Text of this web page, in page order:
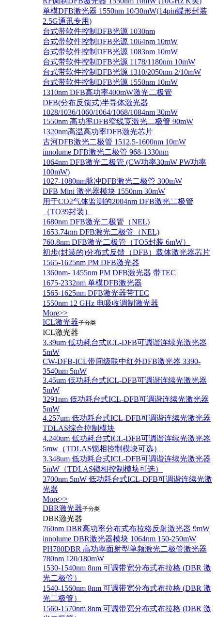
单模DFB激光器 1550nm 10/30mW(14pin蝶形封装
2.5G通讯专用)
台式带软件控制DFB光源 1030nm
台式带软件控制DFB光源 1064nm 10mW
台式带软件控制DFB光源 1083nm 10mW
台式带软件控制DFB光源 1178/1180nm 10mW
台式带软件控制DFB光源 1310/2050nm 2/10mW
台式带软件控制DFB光源 1550nm 10mW
1310nm DFB高功率400mW激光二极管
DFB(分布反馈式)半导体激光器
1028/1036/1060/1064/1068/1084nm 30mW
1550nm 高功率DFB窄线宽激光二极管 90mW
1320nm高温高功率DFB激光芯片
古河DFB激光二极管 1512.5-1600nm 10mW
innolume DFB激光二极管 968-1330nm
1064nm DFB激光二极管 (CW功率30mW PW功率
100mW)
1027-1080nm脉冲DFB激光二极管 300mW
DFB Mini 激光器模块 1550nm 30mW
用于CO2气体监测的2004nm DFB激光二极管
（TO39封装）
1680nm DFB激光二极管（NEL)
1653.74nm DFB激光二极管（NEL)
760.8nm DFB激光二极管（TO5封装 6mW）
初步(封装的)分布式反馈（DFB）载体激光器芯片
1565-1625nm PM DFB激光器
1360nm- 1455nm PM DFB激光器 带TEC
1675-2332nm 单模DFB激光器
1565-1625nm DFB激光器带TEC
1550nm 12 GHz 电吸收调制激光器
More>>
ICL激光器子分类
ICL激光器
3.39um 低功耗台式ICL-DFB可调谐连续光激光器
5mW
CW-DFB-ICL带间级联中红外DFB激光器 3390-
3540nm 5mW
3.45um 低功耗台式ICL-DFB可调谐连续光激光器
5mW
3291nm 低功耗台式ICL-DFB可调谐连续光激光器
5mW
4.257um 低功耗台式ICL-DFB可调谐连续光激光器
TDLAS综合控制模块
4.240um 低功耗台式ICL-DFB可调谐连续光激光器
5mw（TDLAS锁相控制模块可选）
3.348um 低功耗台式ICL-DFB可调谐连续光激光器
5mW（TDLAS锁相控制模块可选）
3700nm 5mW 低功耗台式ICL-DFB可调谐连续光激
光器
More>>
DBR激光器子分类
DBR激光器
760nm DBR高功率分布式布拉格反射激光器 9mW
innolume DBR激光器模块 1064nm 150-250mW
PH780DBR 高功率面射型单频激光二极管激光器
780nm 120/180mW
1530-1540nm 8nm 可调带宽分布式布拉格 (DBR 激
光二极管）
1540-1560nm 8nm 可调带宽分布式布拉格 (DBR 激
光二极管）
1560-1570nm 8nm 可调带宽分布式布拉格 (DBR 激